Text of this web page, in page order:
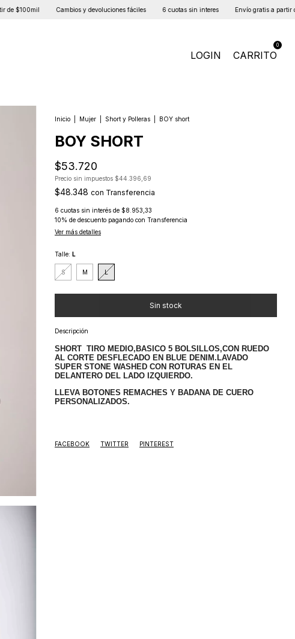
Cambios y devoluciones fáciles 6 cuotas sin interes Envío gratis a partir de $100mil
LOGIN CARRITO
0
Inicio Mujer Short y Polleras BOY short
BOY SHORT
$53.720
Precio sin impuestos $44.396,69
$48.348 con Transferencia
6 cuotas sin interés de $8.953,33
10% de descuento pagando con Transferencia
Ver más detalles
Talle: L
S M L
Descripción
SHORT TIRO MEDIO,BASICO 5 BOLSILLOS,CON RUEDO
AL CORTE DESFLECADO EN BLUE DENIM.LAVADO
SUPER STONE WASHED CON ROTURAS EN EL
DELANTERO DEL LADO IZQUIERDO.
LLEVA BOTONES REMACHES Y BADANA DE CUERO
PERSONALIZADOS.
FACEBOOK TWITTER PINTEREST